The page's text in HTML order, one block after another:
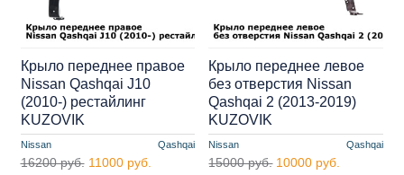
Nissan Qashqai
Крыло переднее правое
Nissan Qashqai J10
(2010-) рестайлинг
KUZOVIK
16200 руб. 11000 руб.
Nissan Qashqai
Крыло переднее левое
без отверстия Nissan
Qashqai 2 (2013-2019)
KUZOVIK
15000 руб. 10000 руб.